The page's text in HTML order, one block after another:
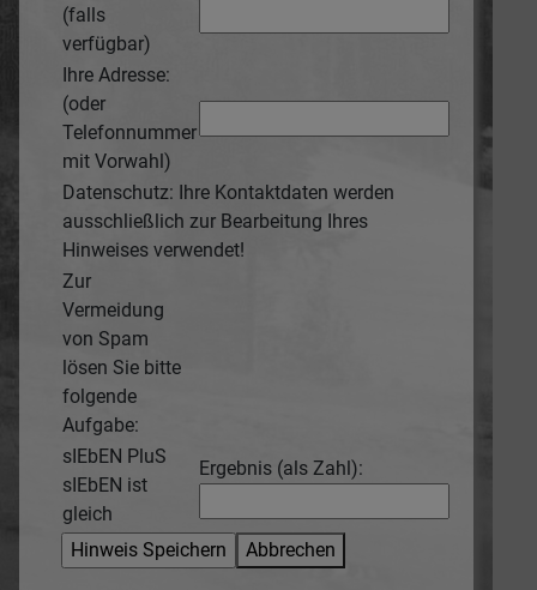
(falls
verfügbar)
Ihre Adresse:
(oder
Telefonnummer
mit Vorwahl)
Datenschutz: Ihre Kontaktdaten werden
ausschließlich zur Bearbeitung Ihres
Hinweises verwendet!
Zur
Vermeidung
von Spam
lösen Sie bitte
folgende
Aufgabe:
sIEbEN PluS
sIEbEN ist
gleich
Ergebnis (als Zahl):
Abbrechen